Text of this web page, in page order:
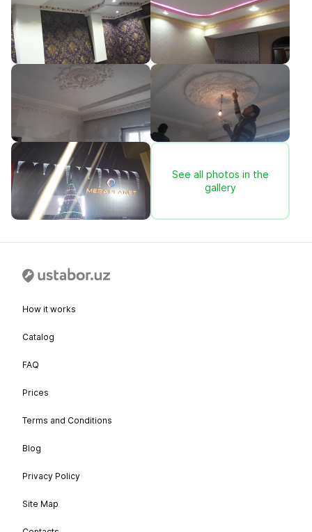
See all photos in the
gallery
How it works
Catalog
FAQ
Prices
Terms and Conditions
Blog
Privacy Policy
Site Map